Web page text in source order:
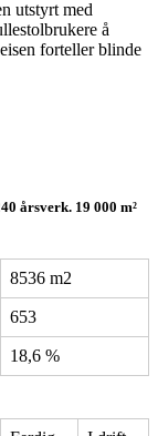
utstyrt med
å
forteller blinde
årsverk. 19 000 m²
8536 m2
653
18,6 %